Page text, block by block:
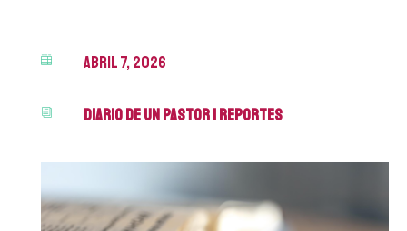
 abril 7, 2026
i DIARIO DE UN PASTOR|Reportes